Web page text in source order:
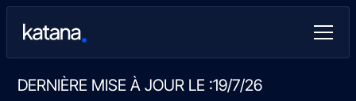
DERNIÈRE MISE À JOUR LE :19/7/26